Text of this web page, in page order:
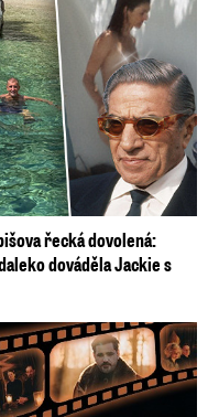
řecká dovolená:
dováděla Jackie s
a žhavé novinky